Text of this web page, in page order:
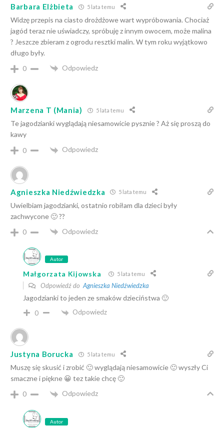
Barbara Elżbieta 5 lata temu
Widzę przepis na ciasto drożdżowe wart wypróbowania. Chociaż
jagód teraz nie uświadczy, spróbuję z innym owocem, może malina
? Jeszcze zbieram z ogrodu resztki malin. W tym roku wyjątkowo
długo były.
0
Odpowiedz
Marzena T (Mania) 5 lata temu
Te jagodzianki wyglądają niesamowicie pysznie ? Aż się proszą do
kawy
0
Odpowiedz
Agnieszka Niedźwiedzka 5 lata temu
Uwielbiam jagodzianki, ostatnio robiłam dla dzieci były
zachwycone 🙂 ??
0
Odpowiedz
Autor
Małgorzata Kijowska 5 lata temu
Odpowiedź doAgnieszka Niedźwiedzka
Jagodzianki to jeden ze smaków dzieciństwa 🙂
0 Odpowiedz
Justyna Borucka 5 lata temu
Muszę się skusić i zrobić 🙂 wyglądają niesamowicie 🙂 wyszły Ci
smaczne i piękne 😀 tez takie chcę 🙂
0
Odpowiedz
Autor